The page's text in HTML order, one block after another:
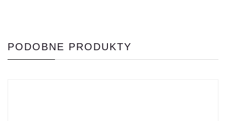
PODOBNE PRODUKTY